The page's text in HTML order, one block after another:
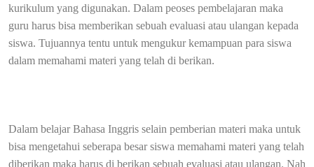
kurikulum yang digunakan. Dalam peoses pembelajaran maka
guru harus bisa memberikan sebuah evaluasi atau ulangan kepada
siswa. Tujuannya tentu untuk mengukur kemampuan para siswa
dalam memahami materi yang telah di berikan.
Dalam belajar Bahasa Inggris selain pemberian materi maka untuk
bisa mengetahui seberapa besar siswa memahami materi yang telah
diberikan maka harus di berikan sebuah evaluasi atau ulangan. Nah